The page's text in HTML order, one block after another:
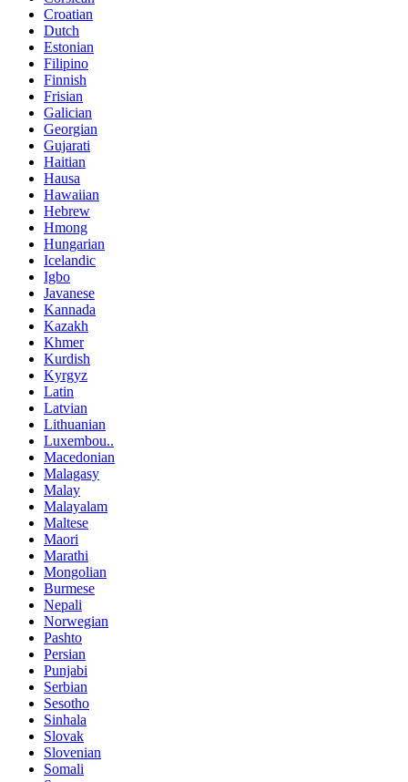
Croatian
Dutch
Estonian
Filipino
Finnish
Frisian
Galician
Georgian
Gujarati
Haitian
Hausa
Hawaiian
Hebrew
Hmong
Hungarian
Icelandic
Igbo
Javanese
Kannada
Kazakh
Khmer
Kurdish
Kyrgyz
Latin
Latvian
Lithuanian
Luxembou..
Macedonian
Malagasy
Malay
Malayalam
Maltese
Maori
Marathi
Mongolian
Burmese
Nepali
Norwegian
Pashto
Persian
Punjabi
Serbian
Sesotho
Sinhala
Slovak
Slovenian
Somali